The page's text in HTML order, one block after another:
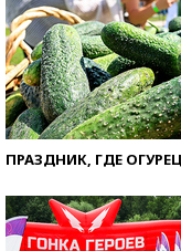
ПРАЗДНИК, ГДЕ